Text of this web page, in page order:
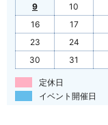
9
10
16
17
23
24
30
31
定休日
イベント開催日